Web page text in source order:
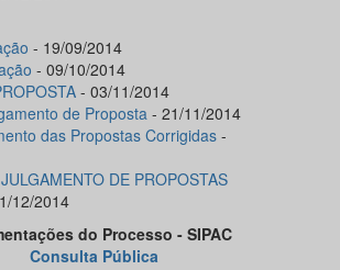
- 19/09/2014
- 09/10/2014
- 03/11/2014
de Proposta - 21/11/2014
das Propostas Corrigidas -
DE PROPOSTAS
12/2014
do Processo - SIPAC
Consulta Pública